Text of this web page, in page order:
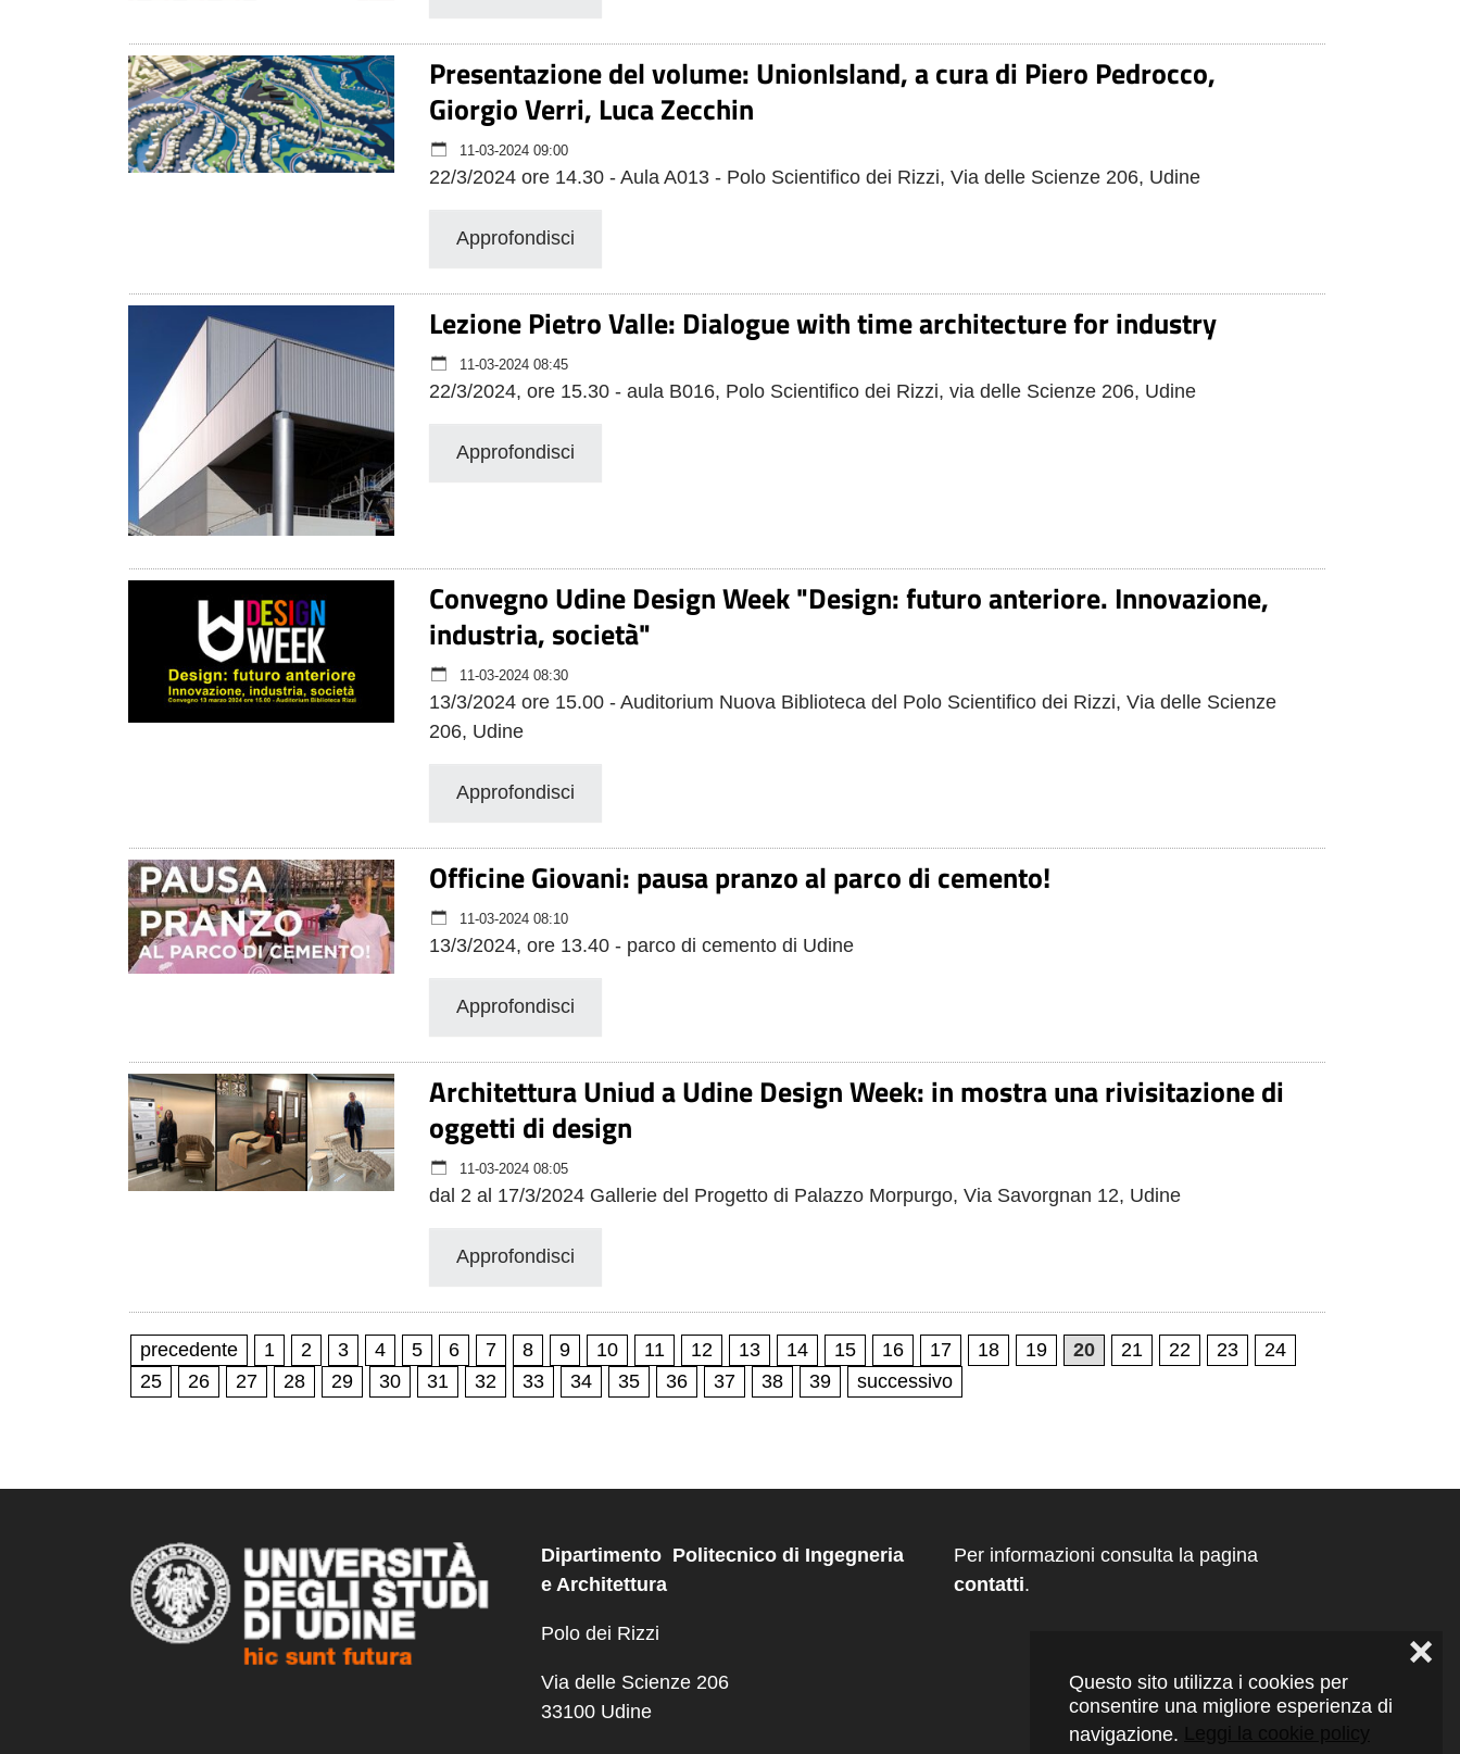
Questo sito utilizza i cookies per
consentire una migliore esperienza di
navigazione.
❌
Presentazione del volume: UnionIsland, a cura di Piero Pedrocco,
Giorgio Verri, Luca Zecchin
11-03-2024 09:00
22/3/2024 ore 14.30 - Aula A013 - Polo Scientifico dei Rizzi, Via delle Scienze 206, Udine
Approfondisci
Lezione Pietro Valle: Dialogue with time architecture for industry
11-03-2024 08:45
22/3/2024, ore 15.30 - aula B016, Polo Scientifico dei Rizzi, via delle Scienze 206, Udine
Approfondisci
Convegno Udine Design Week "Design: futuro anteriore. Innovazione,
industria, società"
11-03-2024 08:30
13/3/2024 ore 15.00 - Auditorium Nuova Biblioteca del Polo Scientifico dei Rizzi, Via delle Scienze
206, Udine
Approfondisci
Officine Giovani: pausa pranzo al parco di cemento!
11-03-2024 08:10
13/3/2024, ore 13.40 - parco di cemento di Udine
Approfondisci
Architettura Uniud a Udine Design Week: in mostra una rivisitazione di
oggetti di design
11-03-2024 08:05
dal 2 al 17/3/2024 Gallerie del Progetto di Palazzo Morpurgo, Via Savorgnan 12, Udine
Approfondisci
precedente 1 2 3 4 5 6 7 8 9 10 11 12 13 14 15 16 17 18 19 20 21 22 23
24
25
26 27 28 29 30 31 32 33 34 35 36 37 38 39 successivo
Dipartimento Politecnico di Ingegneria
e Architettura
Polo dei Rizzi
Via delle Scienze 206
33100 Udine
Per informazioni consulta la pagina
contatti.